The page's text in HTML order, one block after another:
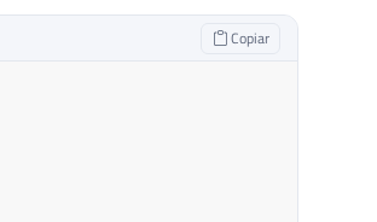
Copiar